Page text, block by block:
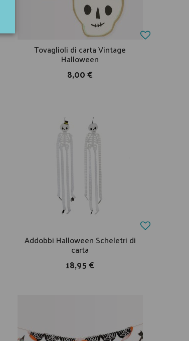
Tovaglioli di carta Vintage
Halloween
8,00 €
Addobbi Halloween Scheletri di
carta
18,95 €